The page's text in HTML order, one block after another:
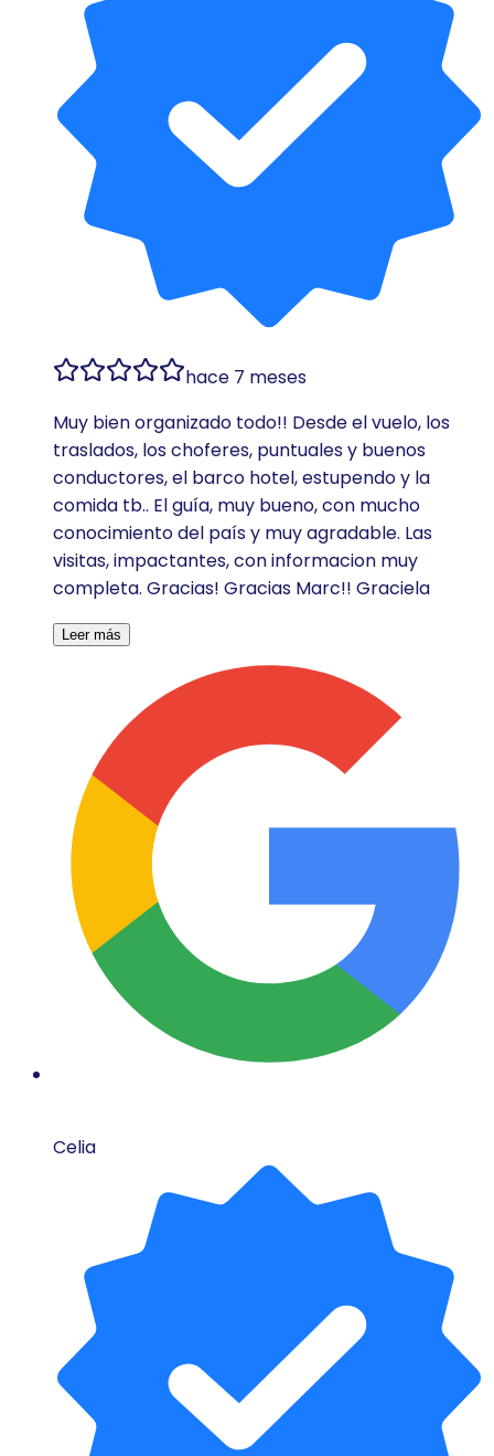
hace 7 meses
Muy bien organizado todo!! Desde el vuelo, los
traslados, los choferes, puntuales y buenos
conductores, el barco hotel, estupendo y la
comida tb.. El guía, muy bueno, con mucho
conocimiento del país y muy agradable. Las
visitas, impactantes, con informacion muy
completa. Gracias! Gracias Marc!! Graciela
Leer más
Celia